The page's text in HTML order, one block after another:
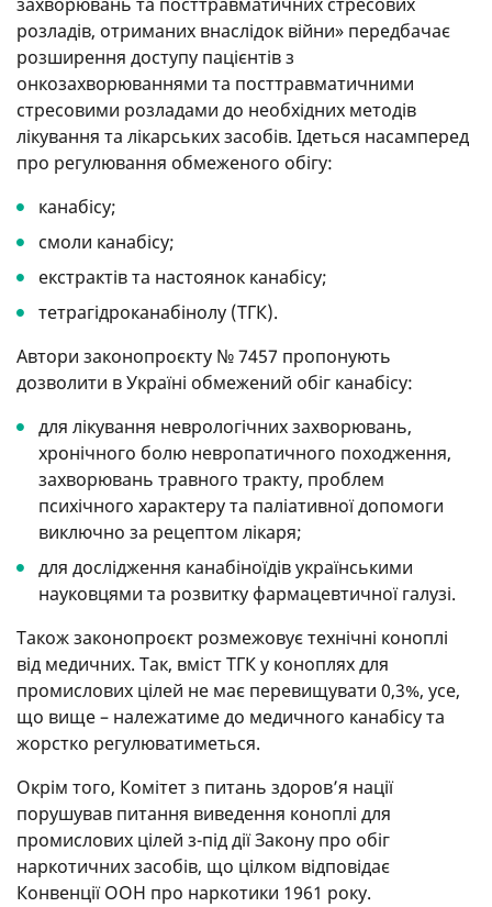
розладів, отриманих внаслідок війни» передбачає
розширення доступу пацієнтів з
онкозахворюваннями та посттравматичними
стресовими розладами до необхідних методів
лікування та лікарських засобів. Ідеться насамперед
про регулювання обмеженого обігу:
канабісу;
смоли канабісу;
екстрактів та настоянок канабісу;
тетрагідроканабінолу (ТГК).
Автори законопроєкту № 7457 пропонують
дозволити в Україні обмежений обіг канабісу:
для лікування неврологічних захворювань,
хронічного болю невропатичного походження,
захворювань травного тракту, проблем
психічного характеру та паліативної допомоги
виключно за рецептом лікаря;
для дослідження канабіноїдів українськими
науковцями та розвитку фармацевтичної галузі.
Також законопроєкт розмежовує технічні коноплі
від медичних. Так, вміст ТГК у коноплях для
промислових цілей не має перевищувати 0,3%, усе,
що вище – належатиме до медичного канабісу та
жорстко регулюватиметься.
Окрім того, Комітет з питань здоров’я нації
порушував питання виведення коноплі для
промислових цілей з-під дії Закону про обіг
наркотичних засобів, що цілком відповідає
Конвенції ООН про наркотики 1961 року.